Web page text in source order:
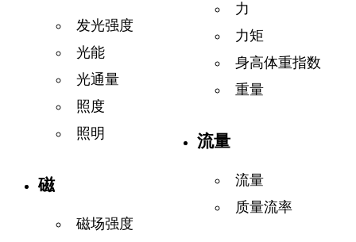
发光强度
光能
光通量
照度
照明
磁
磁场强度
力
力矩
身高体重指数
重量
流量
流量
质量流率